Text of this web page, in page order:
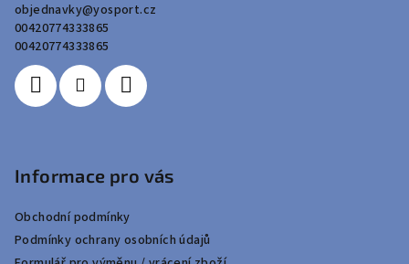
objednavky@yosport.cz
00420774333865
00420774333865
Informace pro vás
Obchodní podmínky
Podmínky ochrany osobních údajů